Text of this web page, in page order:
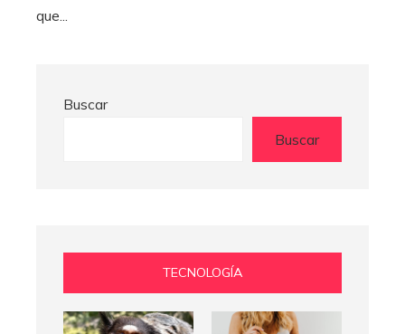
que...
Buscar
Buscar
TECNOLOGÍA